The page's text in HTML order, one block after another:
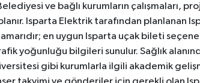
ve bağlı kurumların çalışmaları,
Isparta Elektrik tarafından planlanan
en uygun Isparta uçak bileti
yoğunluğu bilgileri sunulur. Sağlık
gibi kurumlarla ilgili akademik